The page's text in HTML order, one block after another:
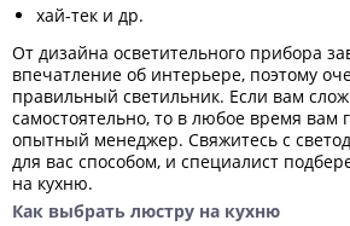
хай-тек и др.
От дизайна осветительного прибора
впечатление об интерьере, поэтому
правильный светильник. Если вам
самостоятельно, то в любое время вам
опытный менеджер. Свяжитесь с
для вас способом, и специалист
на кухню.
Как выбрать люстру на кухню